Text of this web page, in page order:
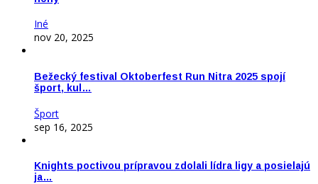
Iné
nov 20, 2025
Bežecký festival Oktoberfest Run Nitra 2025 spojí
šport, kul…
Šport
sep 16, 2025
Knights poctivou prípravou zdolali lídra ligy a posielajú
ja…